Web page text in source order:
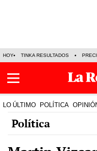
HOY TINKA RESULTADOS
LO ÚLTIMO POLÍTICA
Política